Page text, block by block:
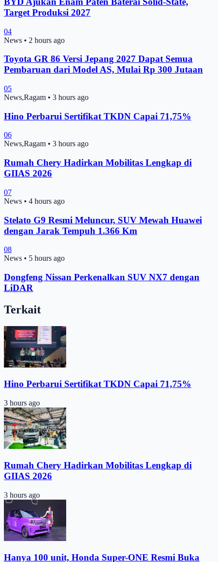
Target Produksi 2027
04
News • 2 hours ago
Toyota GR 86 Versi Jepang 2027 Dapat Semua
Pembaruan dari Model AS, Mulai Rp 300 Jutaan
05
News,Ragam • 3 hours ago
Hino Perbarui Sertifikat TKDN Capai 71,75%
06
News,Ragam • 3 hours ago
Rumah Chery Hadirkan Mobilitas Lengkap di
GIIAS 2026
07
News • 4 hours ago
Stelato G9 Resmi Meluncur, SUV Mewah Huawei
dengan Jarak Tempuh 1.366 Km
08
News • 5 hours ago
Dongfeng Nissan Perkenalkan SUV NX7 dengan
LiDAR
Terkait
Hino Perbarui Sertifikat TKDN Capai 71,75%
3 hours ago
Rumah Chery Hadirkan Mobilitas Lengkap di
GIIAS 2026
3 hours ago
Hanya 100 unit, Honda Super-ONE Resmi Buka